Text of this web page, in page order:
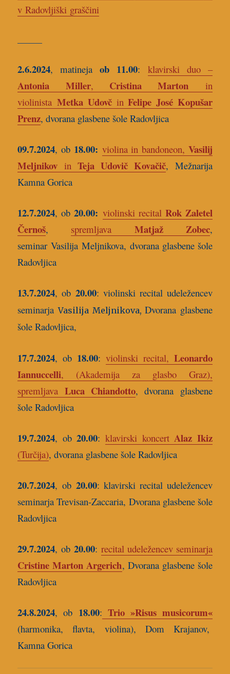
v Radovljiški graščini
2.6.2024, matinejaob 11.00: klavirski duo –
Antonia Miller, Cristina Marton in
violinistaMetka UdovčinFelipe José Kopušar
Prenz, dvorana glasbene šole Radovljica
09.7.2024, ob 18.00: violina in bandoneon, Vasilij
Meljnikov in Teja Udovič Kovačič, Mežnarija
Kamna Gorica
12.7.2024, ob20.00: violinski recital Rok Zaletel
Černoš, spremljava Matjaž Zobec,
seminarVasilija Meljnikova, dvorana glasbene šole
Radovljica
13.7.2024, ob 20.00: violinski recital udeležencev
seminarjaVasilija Meljnikova,Dvorana glasbene
šole Radovljica,
17.7.2024, ob 18.00: violinski recital, Leonardo
Iannuccelli, (Akademija za glasbo Graz),
spremljava Luca Chiandotto, dvorana glasbene
šole Radovljica
19.7.2024, ob20.00: klavirski koncert Alaz Ikiz
(Turčija), dvorana glasbene šole Radovljica
20.7.2024,ob 20.00: klavirski recital udeležencev
seminarja Trevisan-Zaccaria, Dvorana glasbene šole
Radovljica
29.7.2024,ob 20.00: recital udeležencev seminarja
Cristine Marton Argerich, Dvorana glasbene šole
Radovljica
24.8.2024, ob 18.00: Trio »Risus musicorum«
(harmonika, flavta, violina), Dom Krajanov,
Kamna Gorica